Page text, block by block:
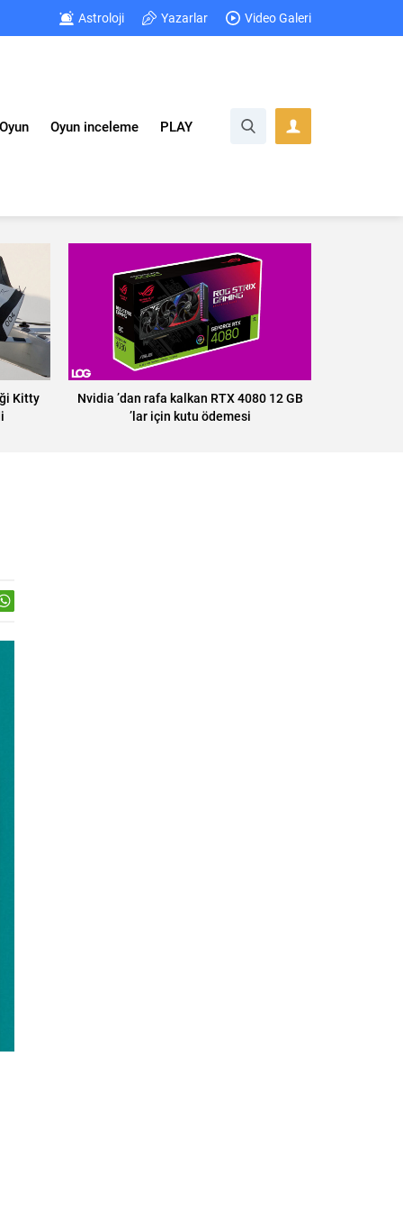
Astroloji Yazarlar Video Galeri
Oyun Oyun inceleme PLAY
Kitty
Nvidia ’dan rafa kalkan RTX 4080 12 GB
’lar için kutu ödemesi